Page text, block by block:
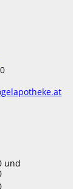
auf
einwirken
In
die Maske
und